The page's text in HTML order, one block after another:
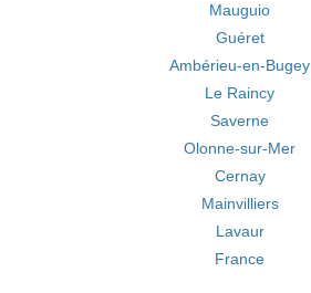
Mauguio
Guéret
Ambérieu-en-Bugey
Le Raincy
Saverne
Olonne-sur-Mer
Cernay
Mainvilliers
Lavaur
France